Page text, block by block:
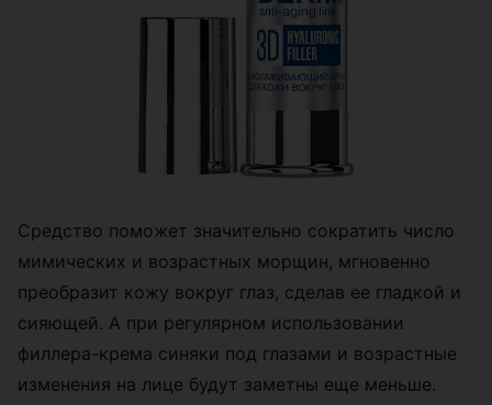
Средство поможет значительно сократить число
мимических и возрастных морщин, мгновенно
преобразит кожу вокруг глаз, сделав ее гладкой и
сияющей. А при регулярном использовании
филлера-крема синяки под глазами и возрастные
изменения на лице будут заметны еще меньше.